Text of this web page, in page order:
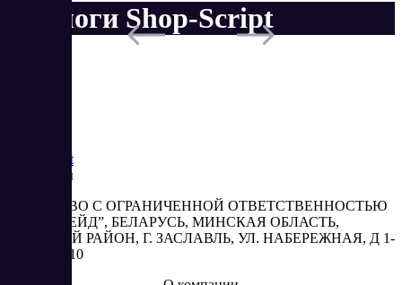
Аналоги Shop-Script
Market
Реквизиты
ОБЩЕСТВО С ОГРАНИЧЕННОЙ ОТВЕТСТВЕННОСТЬЮ
“АБЕСТРЕЙД”, БЕЛАРУСЬ, МИНСКАЯ ОБЛАСТЬ,
МИНСКИЙ РАЙОН, Г. ЗАСЛАВЛЬ, УЛ. НАБЕРЕЖНАЯ, Д 1-
2, КОМ. 310